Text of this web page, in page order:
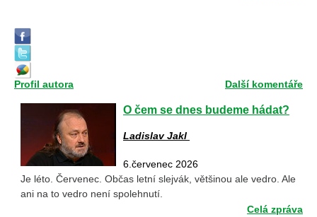
Profil autora Další komentáře
O čem se dnes budeme hádat?
Ladislav Jakl
6.červenec 2026
Je léto. Červenec. Občas letní slejvák, většinou ale vedro. Ale
ani na to vedro není spolehnutí.
Celá zpráva